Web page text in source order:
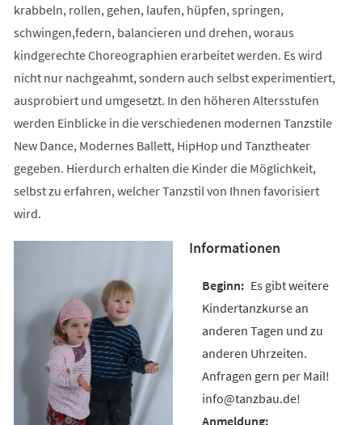
krabbeln, rollen, gehen, laufen, hüpfen, springen,
schwingen,federn, balancieren und drehen, woraus
kindgerechte Choreographien erarbeitet werden. Es wird
nicht nur nachgeahmt, sondern auch selbst experimentiert,
ausprobiert und umgesetzt. In den höheren Altersstufen
werden Einblicke in die verschiedenen modernen Tanzstile
New Dance, Modernes Ballett, HipHop und Tanztheater
gegeben. Hierdurch erhalten die Kinder die Möglichkeit,
selbst zu erfahren, welcher Tanzstil von Ihnen favorisiert
wird.
Informationen
Es gibt weitere
Kindertanzkurse an
anderen Tagen und zu
anderen Uhrzeiten.
Anfragen gern per Mail!
info@tanzbau.de!